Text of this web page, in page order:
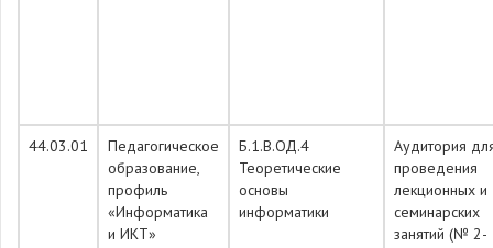
44.03.01
Педагогическое
образование,
профиль
«Информатика
и ИКТ»
Б.1.В.ОД.4
Теоретические
основы
информатики
Аудитория
проведения
лекционных и
семинарских
занятий (№ 2-